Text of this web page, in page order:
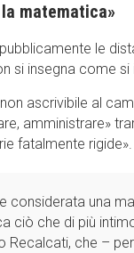
matematica»
le
si insegna come
ascrivibile al
amministrare»
fatalmente rigide».
considerata una
ciò che di più
Recalcati, che –